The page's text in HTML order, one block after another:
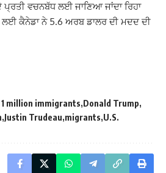
ਵਚਨਬੱਧ ਲਈ ਜਾਣਿਆ ਜਾਂਦਾ ਰਿਹਾ
ਕੈਨੇਡਾ ਨੇ 5.6 ਅਰਬ ਡਾਲਰ ਦੀ ਮਦਦ ਦੀ
million immigrants Donald Trump
Justin Trudeau migrants U.S.